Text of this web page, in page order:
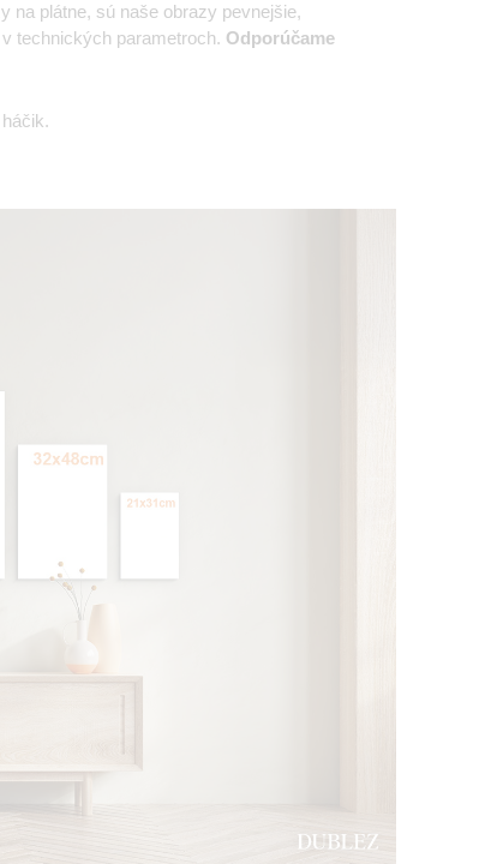
na plátne, sú naše obrazy pevnejšie,
technických parametroch. Odporúčame